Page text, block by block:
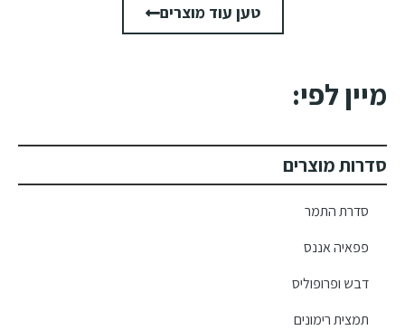
מיין לפי:
סדרות מוצרים
סדרת התמר
פפאיה אננס
דבש ופרופוליס
תמצית רימונים
טען עוד מוצרים